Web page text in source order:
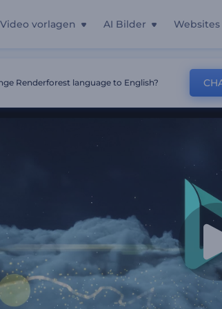
Video vorlagen AI Bilder Websites
Renderforest language to English?